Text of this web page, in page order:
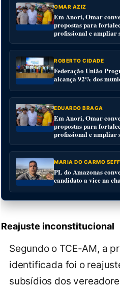
OMAR AZIZ
Em Anori, Omar
propostas para
profissional e ampliar
ROBERTO CIDADE
Federação União
alcança 92% dos
EDUARDO BRAGA
Em Anori, Omar
propostas para
profissional e ampliar
MARIA DO CARMO
PL do Amazonas
candidato a vice na
Reajuste inconstitucional
Segundo o TCE-AM, a
identificada foi o
subsídios dos